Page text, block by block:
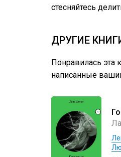
стесняйтесь
ДРУГИЕ
Понравилась эта
написанные